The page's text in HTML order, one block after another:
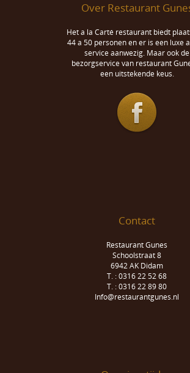
Over Restaurant
Het a la Carté restaurant biedt
44 a 50 personen en er is een luxe
service aanwezig. Maar ook de
bezorgservice van restaurant
een uitstekende keus.
Contact
Restaurant Gunes
Schoolstraat 8
6942 AK Didam
T. : 0316 22 52 68
T. : 0316 22 89 80
Info@restaurantgunes.nl